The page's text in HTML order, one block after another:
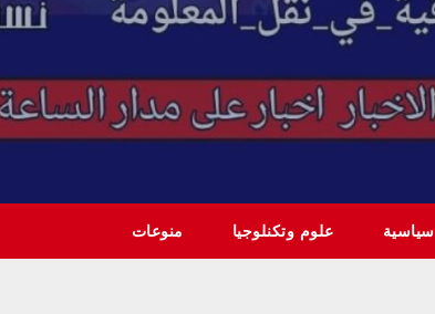
سياسية علوم وتكنلوجيا منوعات